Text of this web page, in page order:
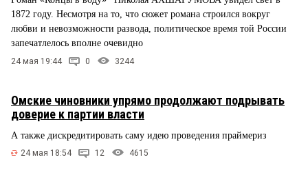
1872 году. Несмотря на то, что сюжет романа строился вокруг
любви и невозможности развода, политическое время той России
запечатлелось вполне очевидно
24 мая 19:44 0 3244
Омские чиновники упрямо продолжают подрывать
доверие к партии власти
А также дискредитировать саму идею проведения праймериз
24 мая 18:54 12 4615